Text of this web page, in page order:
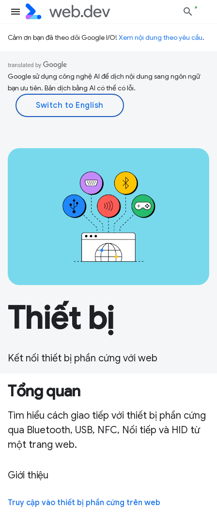
Cảm ơn bạn đã theo dõi Google I/O! Xem nội dung theo yêu cầu.
Google sử dụng công nghệ AI để dịch nội dung sang ngôn ngữ
bạn ưu tiên. Bản dịch bằng AI có thể có lỗi.
Thiết bị
Kết nối thiết bị phần cứng với web
Tổng quan
Tìm hiểu cách giao tiếp với thiết bị phần cứng
qua Bluetooth, USB, NFC, Nối tiếp và HID từ
một trang web.
Giới thiệu
Truy cập vào thiết bị phần cứng trên web